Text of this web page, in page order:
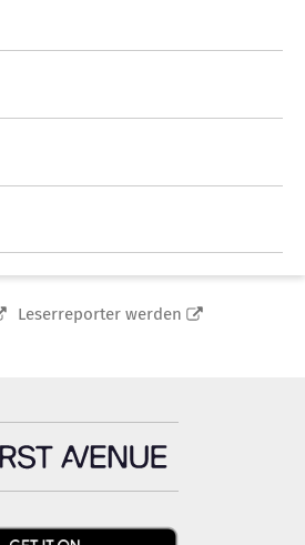
Leserreporter werden